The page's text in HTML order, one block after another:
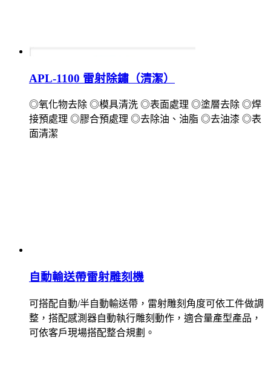
APL-1100 雷射除鏽（清潔）
◎氧化物去除 ◎模具清洗 ◎表面處理 ◎塗層去除 ◎焊
接預處理 ◎膠合預處理 ◎去除油、油脂 ◎去油漆 ◎表
面清潔
自動輸送帶雷射雕刻機
可搭配自動/半自動輸送帶，雷射雕刻角度可依工件做調
整，搭配感測器自動執行雕刻動作，適合量產型產品，
可依客戶現場搭配整合規劃。